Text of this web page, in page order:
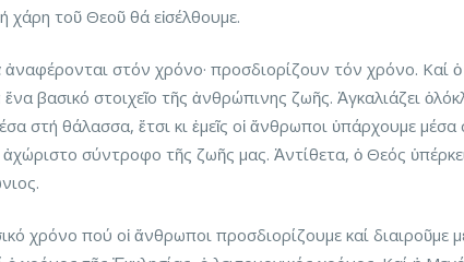
χάρη τοῦ Θεοῦ θά εἰσέλθουμε.
ἀναφέρονται στόν χρόνο· προσδιορίζουν τόν χρόνο. Καί
βασικό στοιχεῖο τῆς ἀνθρώπινης ζωῆς. Ἀγκαλιάζει
στή θάλασσα, ἔτσι κι ἐμεῖς οἱ ἄνθρωποι ὑπάρχουμε
σύντροφο τῆς ζωῆς μας. Ἀντίθετα, ὁ Θεός
χρόνο πού οἱ ἄνθρωποι προσδιορίζουμε καί διαιροῦμε